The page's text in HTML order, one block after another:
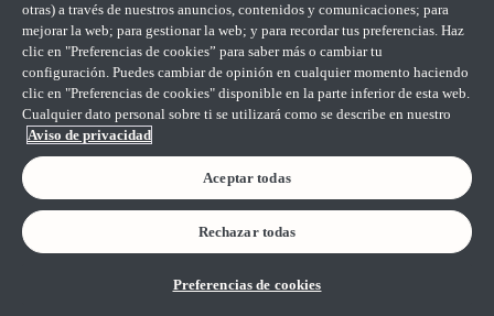
otras) a través de nuestros anuncios, contenidos y comunicaciones; para
mejorar la web; para gestionar la web; y para recordar tus preferencias. Haz
clic en "Preferencias de cookies” para saber más o cambiar tu
configuración. Puedes cambiar de opinión en cualquier momento haciendo
clic en "Preferencias de cookies" disponible en la parte inferior de esta web.
Cualquier dato personal sobre ti se utilizará como se describe en nuestro
Aviso de privacidad
Aceptar todas
Rechazar todas
Preferencias de cookies